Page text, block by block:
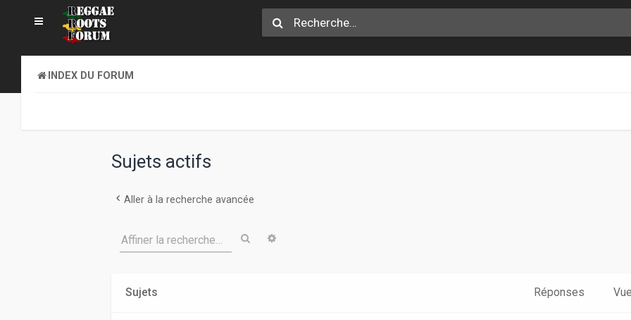
INDEX DU FORUM
Sujets actifs
Aller à la recherche avancée
Affiner la recherche… Rechercher
Sujets Réponses